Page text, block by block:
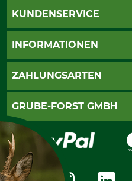
KUNDENSERVICE
Katalogbestellung
INFORMATIONEN
AGB
Widerrufsrecht
Widerrufsformular
Datenschutz
Zahlungsarten
ZAHLUNGSARTEN
PayPal
Kreditkarte
Rechnung
Vorkasse
GRUBE-FORST GMBH
Karriere
Über uns
Messetermine
Community